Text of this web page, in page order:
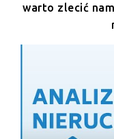
warto zlecić